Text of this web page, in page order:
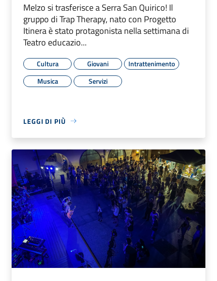
Melzo si trasferisce a Serra San Quirico! Il
gruppo di Trap Therapy, nato con Progetto
Itinera è stato protagonista nella settimana di
Teatro educazio...
Cultura Giovani
Intrattenimento
Musica
Servizi
LEGGI DI PIÙ